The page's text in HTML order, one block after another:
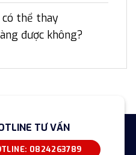
có thể thay
được không?
TƯ VẤN
0824263789